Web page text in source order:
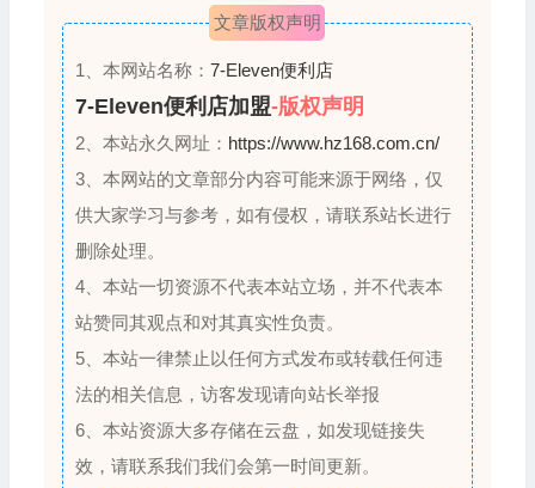
文章版权声明
1、本网站名称： 7-Eleven便利店
7-Eleven便利店加盟-版权声明
2、本站永久网址： https://www.hz168.com.cn/
3、本网站的文章部分内容可能来源于网络，仅
供大家学习与参考，如有侵权，请联系站长进行
删除处理。
4、本站一切资源不代表本站立场，并不代表本
站赞同其观点和对其真实性负责。
5、本站一律禁止以任何方式发布或转载任何违
法的相关信息，访客发现请向站长举报
6、本站资源大多存储在云盘，如发现链接失
效，请联系我们我们会第一时间更新。